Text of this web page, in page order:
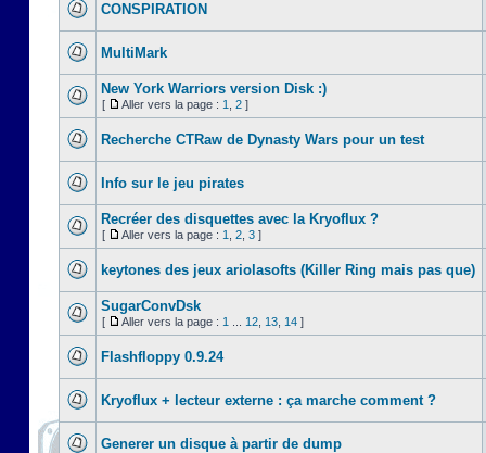
CONSPIRATION
MultiMark
New York Warriors version Disk :)
[ Aller vers la page : 1 2 ]
Recherche CTRaw de Dynasty Wars pour un test
Info sur le jeu pirates
Recréer des disquettes avec la Kryoflux ?
[ Aller vers la page : 1 2 3 ]
keytones des jeux ariolasofts (Killer Ring mais pas que)
SugarConvDsk
[ Aller vers la page : 1 12 13 14 ]
Flashfloppy 0.9.24
Kryoflux + lecteur externe : ça marche comment ?
Generer un disque à partir de dump